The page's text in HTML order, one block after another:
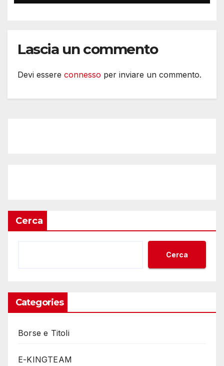
Lascia un commento
Devi essere connesso per inviare un commento.
Cerca
Cerca
Categories
Borse e Titoli
E-KINGTEAM